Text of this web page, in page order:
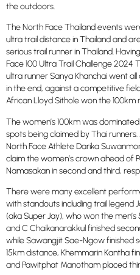
the outdoors.
The North Face Thailand events
ultra trail distance in Thailand and
serious trail runner in Thailand.
Face 100 Ultra Trail Challenge 2024
ultra runner Sanya Khanchai went
in the end, against a competitive
African Lloyd Sithole won the 100km
The women’s 100km was
spots being claimed by Thai
North Face Athlete Darika
claim the women’s crown ahead of
Namasakan in second and third,
There were many excellent
with standouts including trail legend
(aka Super Jay), who won the
and C Chaikanarakkul finished
while Sawangjit Sae-Ngow finished
15km distance, Khemmarin Kantha
and Pawitphat Manotham placed